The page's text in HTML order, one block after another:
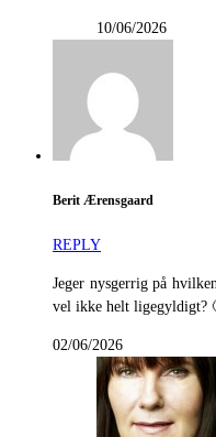
10/06/2026
Berit Ærensgaard
REPLY
Jeger nysgerrig på
vel ikke helt ligegyldigt?
02/06/2026